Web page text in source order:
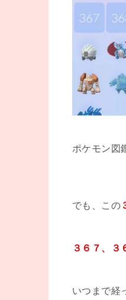
ポケモン図
でも、この
３６７、３
いつまで経